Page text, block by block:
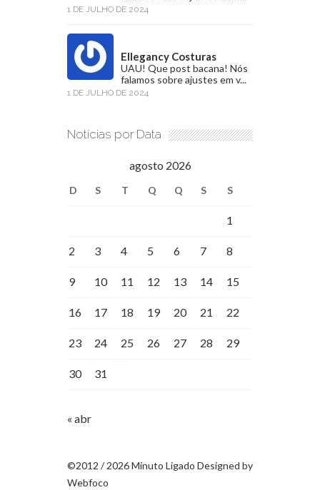
1 DE JULHO DE 2024
Ellegancy Costuras
UAU! Que post bacana! Nós
falamos sobre ajustes em v...
1 DE JULHO DE 2024
Notícias por Data
agosto 2026
D S T Q Q S S
1
2 3 4 5 6 7 8
9 10 11 12 13 14 15
16 17 18 19 20 21 22
23 24 25 26 27 28 29
30 31
« abr
©2012 / 2026 Minuto Ligado Designed by
Webfoco